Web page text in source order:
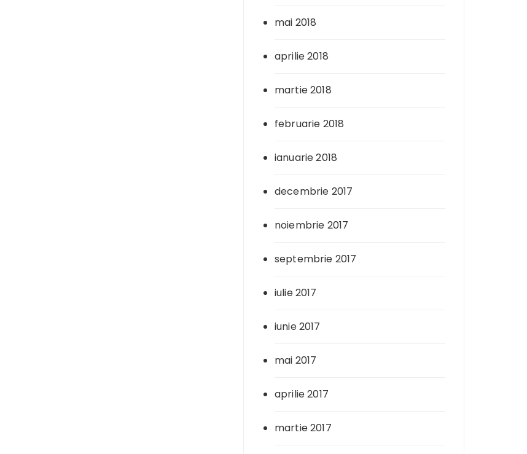
mai 2018
aprilie 2018
martie 2018
februarie 2018
ianuarie 2018
decembrie 2017
noiembrie 2017
septembrie 2017
iulie 2017
iunie 2017
mai 2017
aprilie 2017
martie 2017